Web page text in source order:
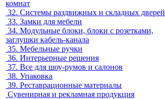
комнат
32. Системы раздвижных и складных дверей
33. Замки для мебели
34. Модульные блоки, блоки с розетками,
заглушки кабель-канала
35. Мебельные ручки
36. Интерьерные решения
37. Все для шоу-румов и салонов
38. Упаковка
39. Реставрационные материалы
Сувенирная и рекламная продукция